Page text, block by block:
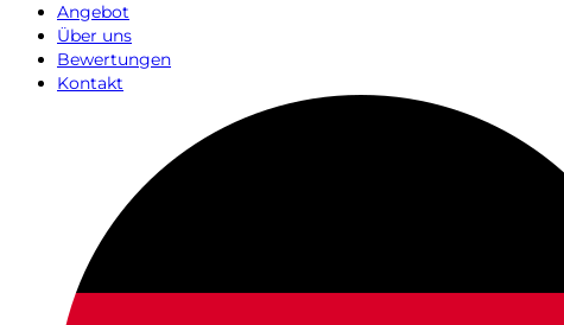
Angebot
Über uns
Bewertungen
Kontakt